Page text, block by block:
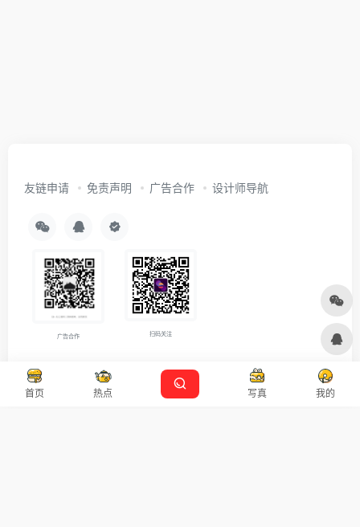
首页 热点 写真 我的
友链申请 免责声明 广告合作 设计师导航
广告合作 扫码关注
Copyright © 2026沪ICP备2021007899号-5 Designed by 设计资源